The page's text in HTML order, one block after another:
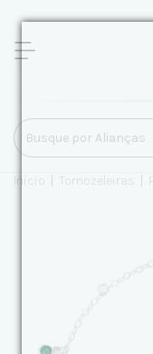
Início Tornozeleiras